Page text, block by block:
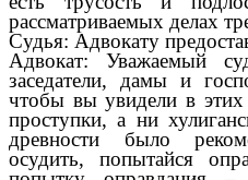
рассматриваемых делах
Судья: Адвокату
Адвокат: Уважаемый
заседатели, дамы и
чтобы вы увидели в
проступки, а ни
древности было
осудить, попытайся